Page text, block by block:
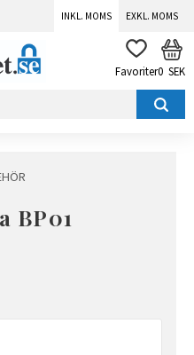
INKL. MOMS EXKL. MOMS
FAVORITER
0 SEK
BP01